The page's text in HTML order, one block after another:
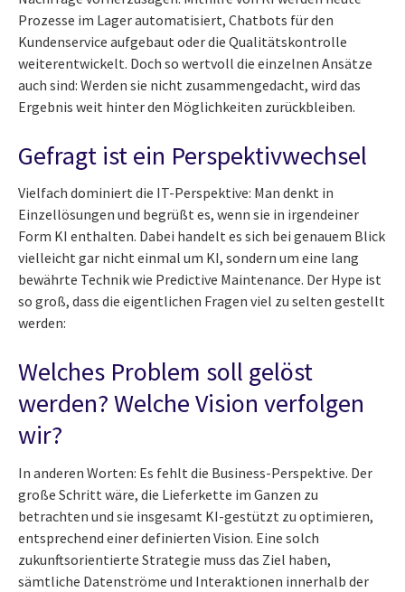
Prozesse im Lager automatisiert, Chatbots für den
Kundenservice aufgebaut oder die Qualitätskontrolle
weiterentwickelt. Doch so wertvoll die einzelnen Ansätze
auch sind: Werden sie nicht zusammengedacht, wird das
Ergebnis weit hinter den Möglichkeiten zurückbleiben.
Gefragt ist ein Perspektivwechsel
Vielfach dominiert die IT-Perspektive: Man denkt in
Einzellösungen und begrüßt es, wenn sie in irgendeiner
Form KI enthalten. Dabei handelt es sich bei genauem Blick
vielleicht gar nicht einmal um KI, sondern um eine lang
bewährte Technik wie Predictive Maintenance. Der Hype ist
so groß, dass die eigentlichen Fragen viel zu selten gestellt
werden:
Welches Problem soll gelöst
werden? Welche Vision verfolgen
wir?
In anderen Worten: Es fehlt die Business-Perspektive. Der
große Schritt wäre, die Lieferkette im Ganzen zu
betrachten und sie insgesamt KI-gestützt zu optimieren,
entsprechend einer definierten Vision. Eine solch
zukunftsorientierte Strategie muss das Ziel haben,
sämtliche Datenströme und Interaktionen innerhalb der